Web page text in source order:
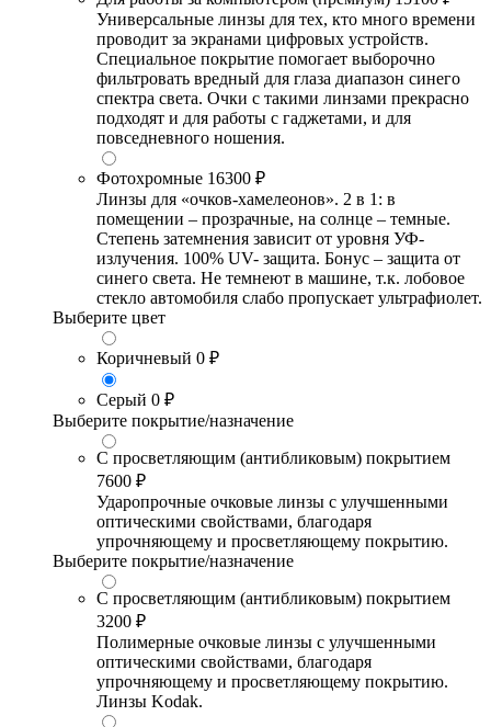
Универсальные линзы для тех, кто много времени
проводит за экранами цифровых устройств.
Специальное покрытие помогает выборочно
фильтровать вредный для глаза диапазон синего
спектра света. Очки с такими линзами прекрасно
подходят и для работы с гаджетами, и для
повседневного ношения.
Фотохромные 16300 ₽
Линзы для «очков-хамелеонов». 2 в 1: в
помещении – прозрачные, на солнце – темные.
Степень затемнения зависит от уровня УФ-
излучения. 100% UV- защита. Бонус – защита от
синего света. Не темнеют в машине, т.к. лобовое
стекло автомобиля слабо пропускает ультрафиолет.
Выберите цвет
Коричневый 0 ₽
Серый 0 ₽
Выберите покрытие/назначение
С просветляющим (антибликовым) покрытием
7600 ₽
Ударопрочные очковые линзы с улучшенными
оптическими свойствами, благодаря
упрочняющему и просветляющему покрытию.
Выберите покрытие/назначение
С просветляющим (антибликовым) покрытием
3200 ₽
Полимерные очковые линзы с улучшенными
оптическими свойствами, благодаря
упрочняющему и просветляющему покрытию.
Линзы Kodak.